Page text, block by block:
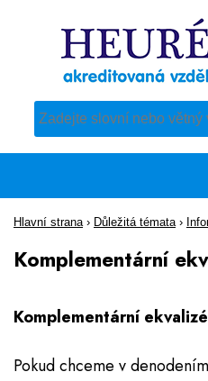
Pro vyhledávání obsahu
Hlavní strana › Důležitá témata ›
Komplementární
Komplementární
Pokud chceme v